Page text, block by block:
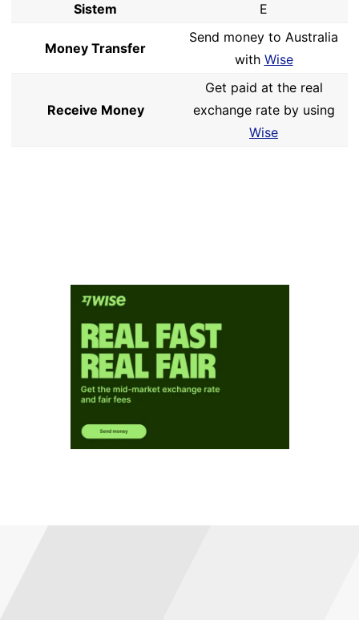
Sistem
E
Money Transfer
Send money to Australia
with Wise
Receive Money
Get paid at the real
exchange rate by using
Wise